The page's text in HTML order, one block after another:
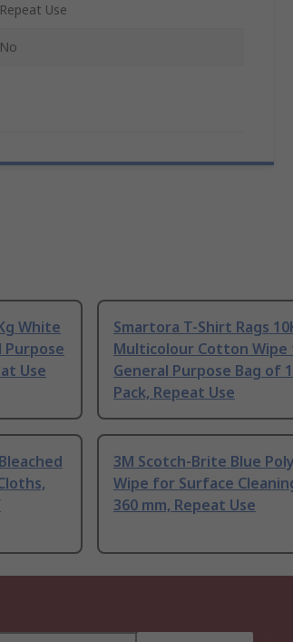
Repeat Use
No
White
Use
Smartora T-Shirt Rags
Multicolour Cotton
General Purpose Bag of
Pack, Repeat Use
3M Scotch-Brite Blue
Wipe for Surface
360 mm, Repeat Use